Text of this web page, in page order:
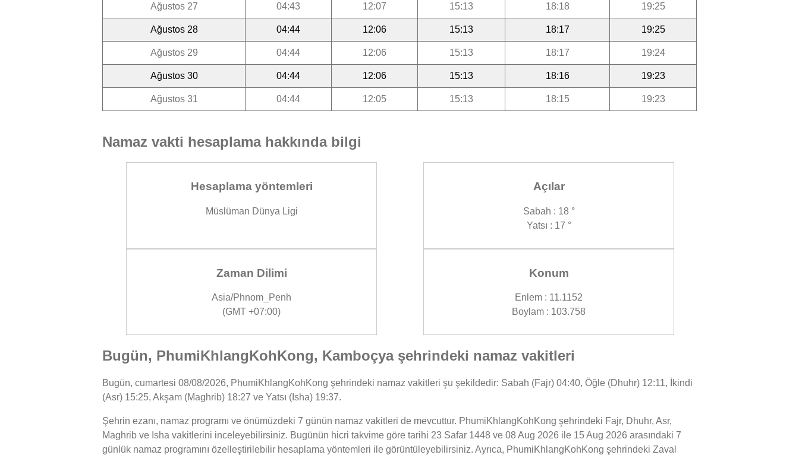
Ağustos 27 04:43 12:07 15:13 18:18 19:25
Ağustos 28 04:44 12:06 15:13 18:17 19:25
Ağustos 29 04:44 12:06 15:13 18:17 19:24
Ağustos 30 04:44 12:06 15:13 18:16 19:23
Ağustos 31 04:44 12:05 15:13 18:15 19:23
Namaz vakti hesaplama hakkında bilgi
Hesaplama yöntemleri
Müslüman Dünya Ligi
Açılar
Sabah : 18 °
Yatsı : 17 °
Zaman Dilimi
Asia/Phnom_Penh
(GMT +07:00)
Konum
Enlem : 11.1152
Boylam : 103.758
Bugün, PhumiKhlangKohKong, Kamboçya şehrindeki namaz vakitleri
Bugün, cumartesi 08/08/2026, PhumiKhlangKohKong şehrindeki namaz vakitleri şu şekildedir: Sabah (Fajr) 04:40, Öğle (Dhuhr) 12:11, İkindi
(Asr) 15:25, Akşam (Maghrib) 18:27 ve Yatsı (Isha) 19:37.
Şehrin ezanı, namaz programı ve önümüzdeki 7 günün namaz vakitleri de mevcuttur. PhumiKhlangKohKong şehrindeki Fajr, Dhuhr, Asr,
Maghrib ve Isha vakitlerini inceleyebilirsiniz. Bugünün hicri takvime göre tarihi 23 Safar 1448 ve 08 Aug 2026 ile 15 Aug 2026 arasındaki 7
günlük namaz programını özelleştirilebilir hesaplama yöntemleri ile görüntüleyebilirsiniz. Ayrıca, PhumiKhlangKohKong şehrindeki Zaval